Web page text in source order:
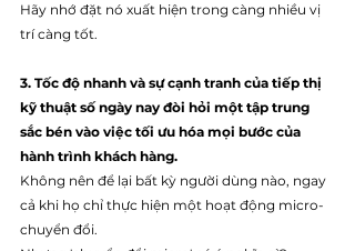
Hãy nhớ đặt nó xuất hiện trong càng nhiều vị
trí càng tốt.
3. Tốc độ nhanh và sự cạnh tranh của tiếp thị
kỹ thuật số ngày nay đòi hỏi một tập trung
sắc bén vào việc tối ưu hóa mọi bước của
hành trình khách hàng.
Không nên để lại bất kỳ người dùng nào, ngay
cả khi họ chỉ thực hiện một hoạt động micro-
chuyển đổi.